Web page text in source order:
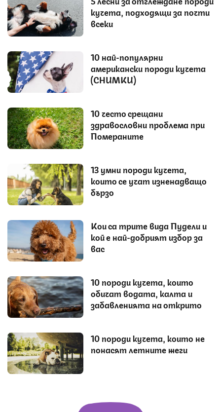
кучета, подходящи за почти
всеки
10 най-популярни
американски породи кучета
(СНИМКИ)
10 често срещани
здравословни проблема при
Помераните
13 умни породи кучета,
които се учат изненадващо
бързо
Кои са трите вида Пудели и
кой е най-добрият избор за
вас
10 породи кучета, които
обичат водата, калта и
забавленията на открито
10 породи кучета, които не
понасят летните жеги